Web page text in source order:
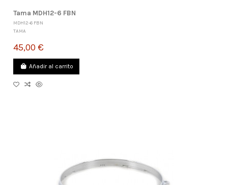
Tama MDH12-6 FBN
MDH12-6 FBN
TAMA
45,00 €
Añadir al carrito